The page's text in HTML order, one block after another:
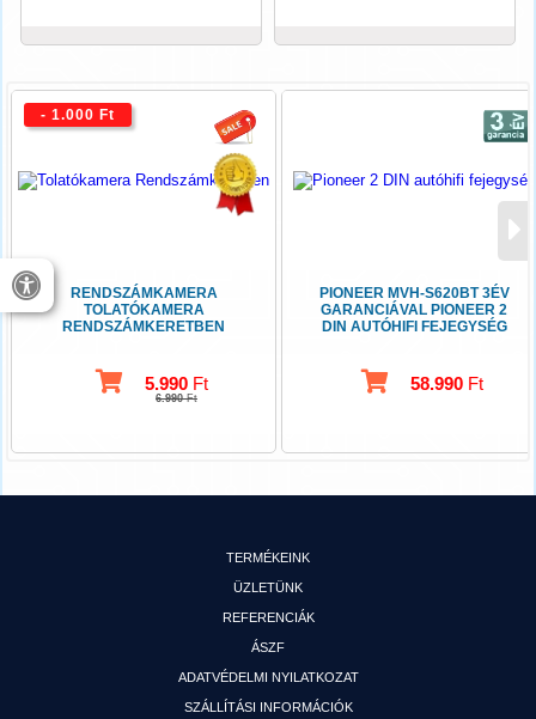
RENDSZÁMKAMERA
TOLATÓKAMERA
RENDSZÁMKERETBEN
5.990 Ft
6.990Ft
- 1.000 Ft
PIONEER MVH-S620BT 3ÉV
GARANCIÁVAL PIONEER 2
DIN AUTÓHIFI FEJEGYSÉG
58.990 Ft
TERMÉKEINK
ÜZLETÜNK
REFERENCIÁK
ÁSZF
ADATVÉDELMI NYILATKOZAT
SZÁLLÍTÁSI INFORMÁCIÓK